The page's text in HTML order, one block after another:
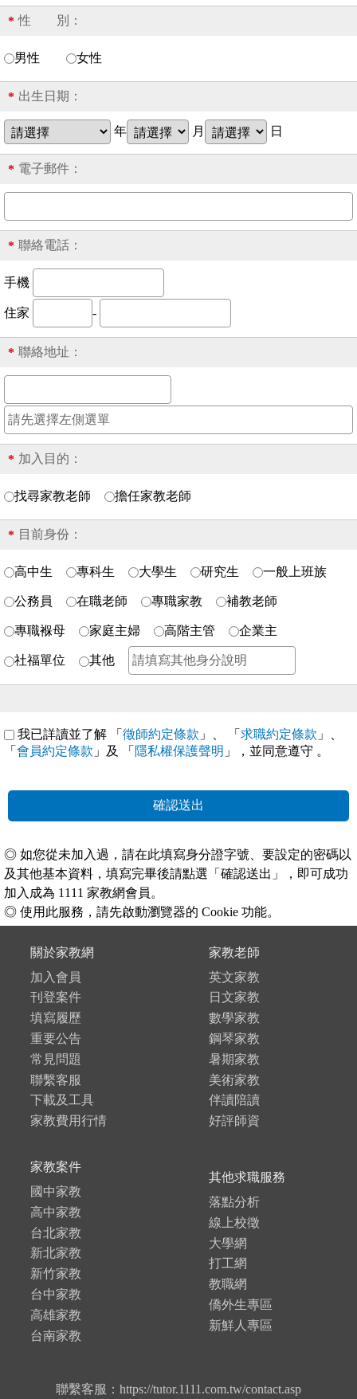
* 性 別：
男性 女性
* 出生日期：
年 月 日
* 電子郵件：
* 聯絡電話：
手機
住家 -
* 聯絡地址：
* 加入目的：
找尋家教老師 擔任家教老師
* 目前身份：
高中生 專科生 大學生 研究生 一般上班族
公務員 在職老師 專職家教 補教老師
專職褓母 家庭主婦 高階主管 企業主
社福單位 其他
我已詳讀並了解 「 徵師約定條款 」、 「 求職約定條款 」、
「 會員約定條款 」及 「 隱私權保護聲明 」，並同意遵守 。
確認送出
◎ 如您從未加入過，請在此填寫身分證字號、要設定的密碼以
及其他基本資料，填寫完畢後請點選「確認送出」，即可成功
加入成為 1111 家教網會員。
◎ 使用此服務，請先啟動瀏覽器的 Cookie 功能。
關於家教網
加入會員
刊登案件
填寫履歷
重要公告
常見問題
聯繫客服
下載及工具
家教費用行情
家教老師
英文家教
日文家教
數學家教
鋼琴家教
暑期家教
美術家教
伴讀陪讀
好評師資
家教案件
國中家教
高中家教
台北家教
新北家教
新竹家教
台中家教
高雄家教
台南家教
其他求職服務
落點分析
線上校徵
大學網
打工網
教職網
僑外生專區
新鮮人專區
聯繫客服：https://tutor.1111.com.tw/contact.asp